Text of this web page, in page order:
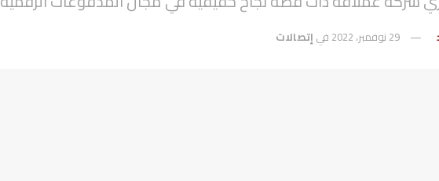
29 نوفمبر، 2022 في إتصالات